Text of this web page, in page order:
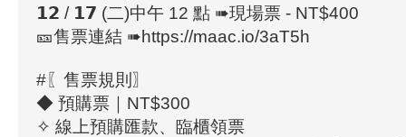
𝟭𝟮 / 𝟭𝟳 (二)中午 12 點 ➠現場票 - NT$400
🎫售票連結 ➠https://maac.io/3aT5h
#〖售票規則〗
◆ 預購票｜NT$300
✧ 線上預購匯款、臨櫃領票